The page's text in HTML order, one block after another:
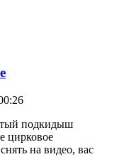
подкидыш
цирковое
на видео, вас